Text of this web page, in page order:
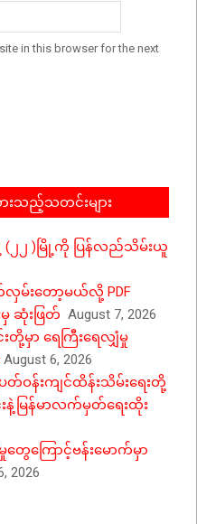
in this browser for the next
သည့်သတင်းများ
၂၂ )မြို့ကို ပြန်လည်သိမ်းယူ
မ်းတော့မယ်လို့ PDF
ဆုံးဖြတ် August 7, 2026
မှာ ရေကြီးရေလျှံမှု
August 6, 2026
ဝန်းကျင်ထိန်းသိမ်းရေးတို့
နဲ့မြန်မာလက်မှတ်ရေးထိုး
တွေကြောင့်ဗန်းမောက်မှာ
2026